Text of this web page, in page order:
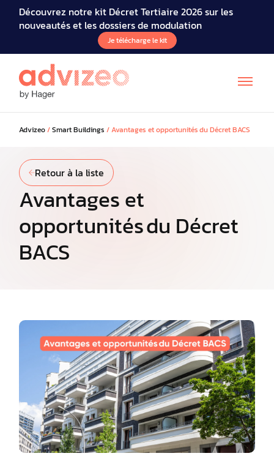
Découvrez notre kit Décret Tertiaire 2026 sur les
nouveautés et les dossiers de modulation
Je télécharge le kit
Advizeo/Smart Buildings /Avantages et opportunités du Décret BACS
Retour à la liste
Avantages et
opportunités du Décret
BACS